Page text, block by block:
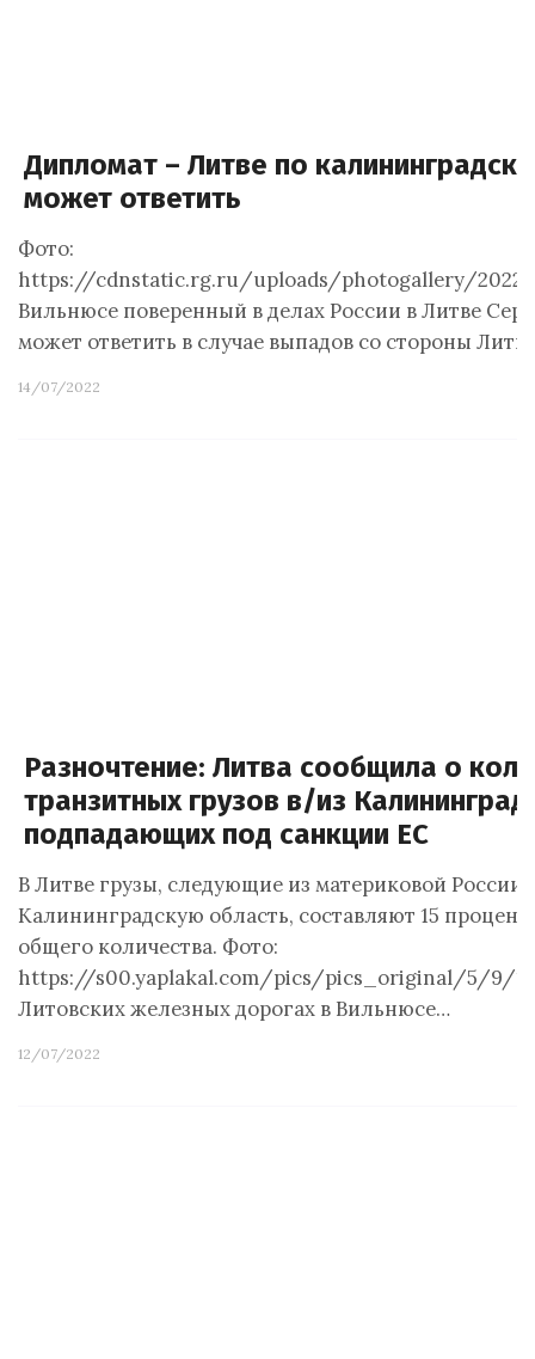
Дипломат – Литве по
может ответить
Фото:
https://cdnstatic.rg.ru/uploads/photogallery/2022/
Вильнюсе поверенный в делах России в Литве
может ответить в случае выпадов со стороны
14/07/2022
Разночтение: Литва сообщила о
транзитных грузов в/из Калининград,
подпадающих под санкции ЕС
В Литве грузы, следующие из материковой России
Калининградскую область, составляют 15
общего количества. Фото:
https://s00.yaplakal.com/pics/pics_original/5/9/1/
Литовских железных дорогах в Вильнюсе…
12/07/2022